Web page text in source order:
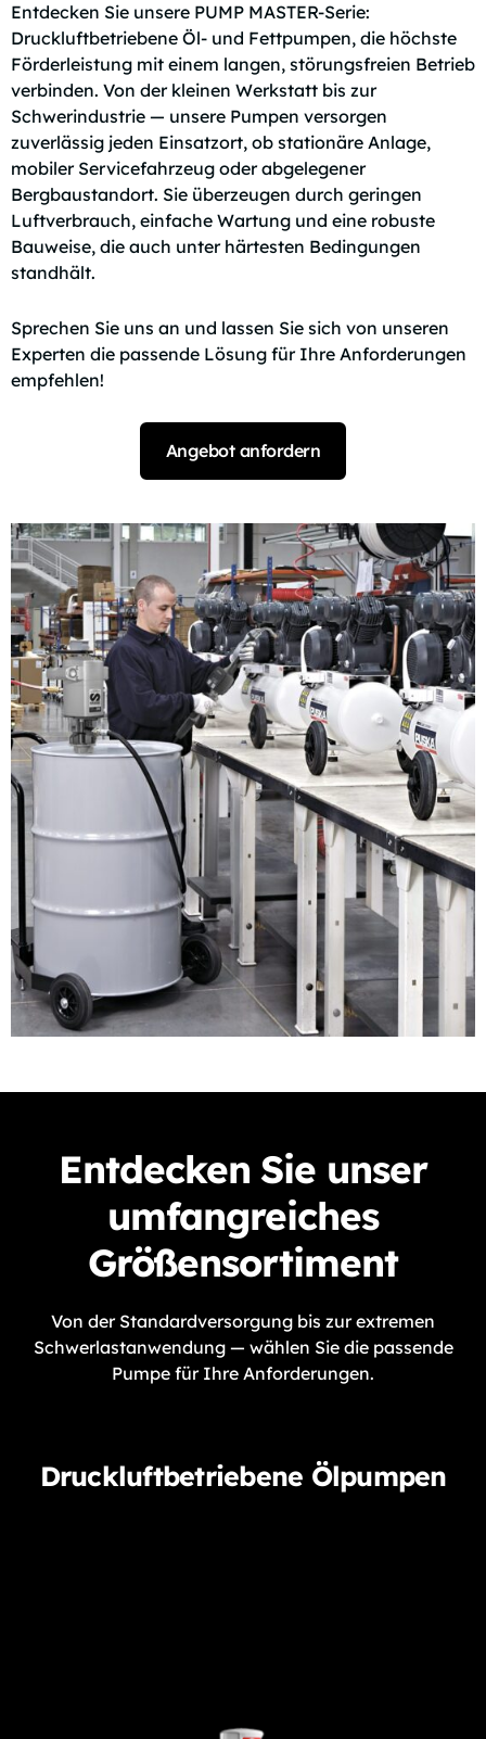
Entdecken Sie unsere PUMP MASTER-Serie:
Druckluftbetriebene Öl- und Fettpumpen, die höchste
Förderleistung mit einem langen, störungsfreien Betrieb
verbinden. Von der kleinen Werkstatt bis zur
Schwerindustrie — unsere Pumpen versorgen
zuverlässig jeden Einsatzort, ob stationäre Anlage,
mobiler Servicefahrzeug oder abgelegener
Bergbaustandort. Sie überzeugen durch geringen
Luftverbrauch, einfache Wartung und eine robuste
Bauweise, die auch unter härtesten Bedingungen
standhält.
Sprechen Sie uns an und lassen Sie sich von unseren
Experten die passende Lösung für Ihre Anforderungen
empfehlen!
Angebot anfordern
Entdecken Sie unser
umfangreiches
Größensortiment
Von der Standardversorgung bis zur extremen
Schwerlastanwendung — wählen Sie die passende
Pumpe für Ihre Anforderungen.
Druckluftbetriebene Ölpumpen